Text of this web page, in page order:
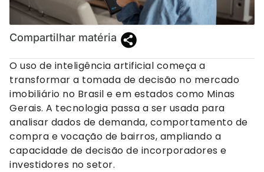
Compartilhar matéria
O uso de inteligência artificial começa a
transformar a tomada de decisão no mercado
imobiliário no Brasil e em estados como Minas
Gerais. A tecnologia passa a ser usada para
analisar dados de demanda, comportamento de
compra e vocação de bairros, ampliando a
capacidade de decisão de incorporadores e
investidores no setor.